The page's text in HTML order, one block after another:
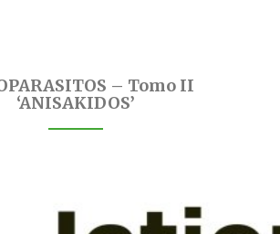
– Tomo II
‘ANISAKIDOS’